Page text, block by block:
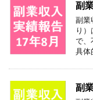
副
副業
り
で、
具体
副